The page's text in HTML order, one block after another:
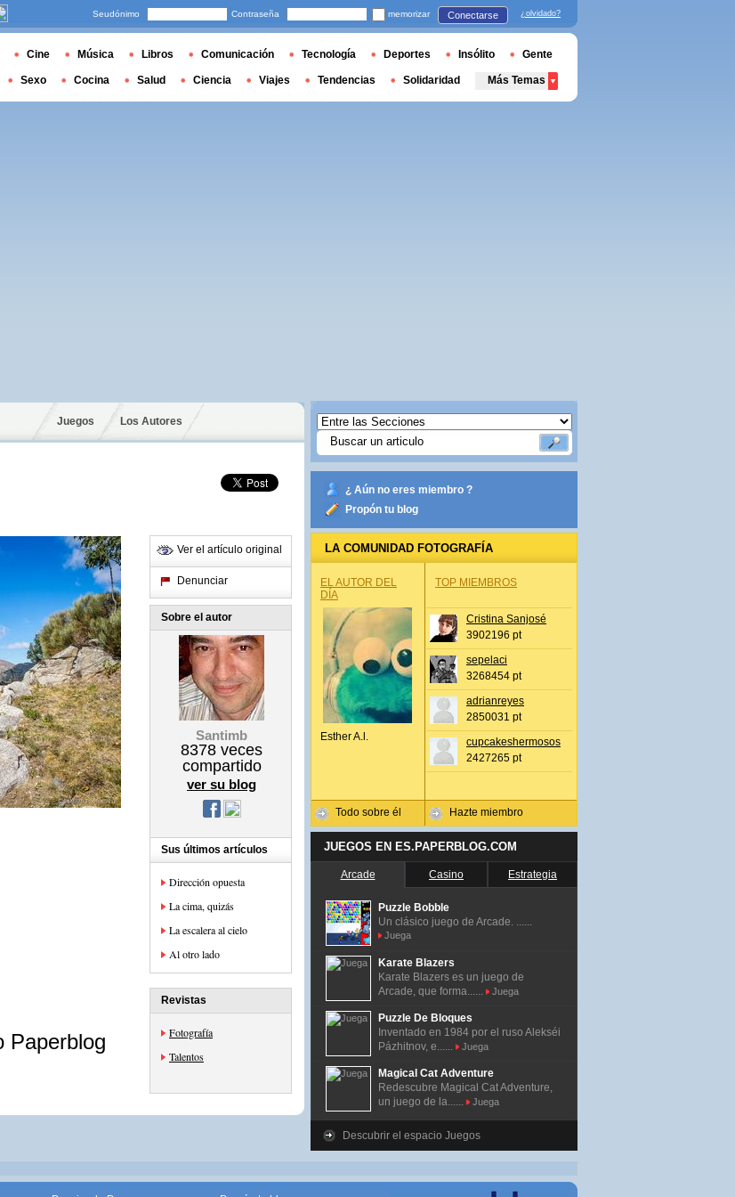
Juegos Los Autores
Ver el artículo original
Denunciar
Sobre el autor
Santimb
8378 veces
compartido
ver su blog
Sus últimos artículos
Dirección opuesta
La cima, quizás
La escalera al cielo
Al otro lado
Revistas
Fotografía
Talentos
¿ Aún no eres miembro ?
Propón tu blog
LA COMUNIDAD FOTOGRAFÍA
EL AUTOR DEL
DÍA
Esther A.l.
Todo sobre él
TOP MIEMBROS
Cristina Sanjosé
3902196 pt
sepelaci
3268454 pt
adrianreyes
2850031 pt
cupcakeshermosos
2427265 pt
Hazte miembro
JUEGOS EN ES.PAPERBLOG.COM
Arcade Casino Estrategia
Puzzle Bobble
Un clásico juego de Arcade. ......
Juega
Karate Blazers
Karate Blazers es un juego de
Arcade, que forma......
Juega
Puzzle De Bloques
Inventado en 1984 por el ruso Alekséi
Pázhitnov, e......
Juega
Magical Cat Adventure
Redescubre Magical Cat Adventure,
un juego de la......
Juega
Descubrir el espacio Juegos
Seudónimo Contraseña memorizar Conectarse ¿olvidado?
Cine Música Libros Comunicación Tecnología Deportes Insólito Gente
Sexo Cocina Salud Ciencia Viajes Tendencias Solidaridad Más Temas